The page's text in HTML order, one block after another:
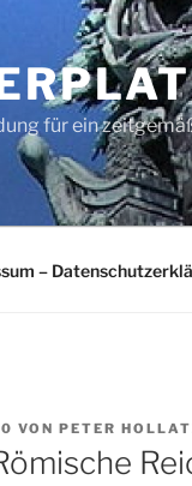
für ein
–
VON PETER